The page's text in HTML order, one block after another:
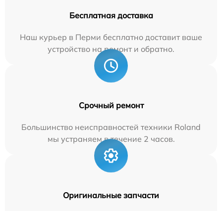
Бесплатная доставка
Наш курьер в Перми бесплатно доставит ваше
устройство на ремонт и обратно.
Срочный ремонт
Большинство неисправностей техники Roland
мы устраняем в течение 2 часов.
Оригинальные запчасти